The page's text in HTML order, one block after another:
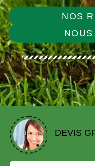
NOS
DEVIS